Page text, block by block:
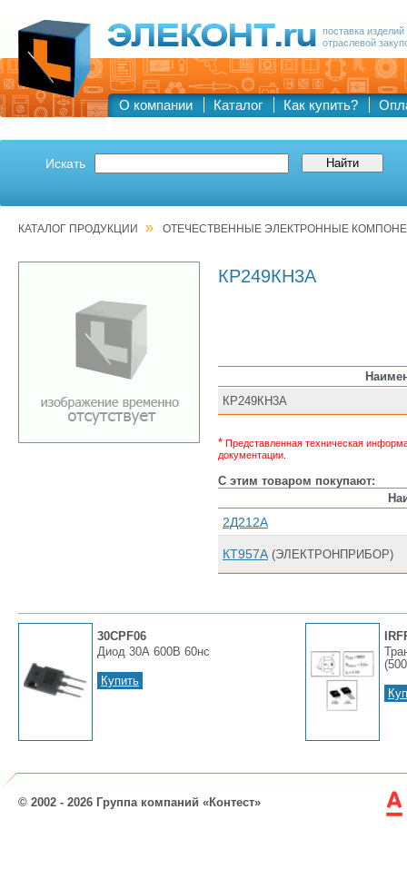
поставка
отраслевой
О компании Каталог Как купить?
Искать
КАТАЛОГ ПРОДУКЦИИ » ОТЕЧЕСТВЕННЫЕ ЭЛЕКТРОННЫЕ
КР249КН3А
КР249КН3А
* Представленная техническая
документации.
С этим товаром покупают:
2Д212А
КТ957А(ЭЛЕКТРОНПРИБОР)
30CPF06
Диод 30А 600В 60нс
Купить
© 2002 - 2026 Группа компаний «Контест»